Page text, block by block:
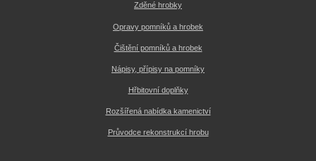
Zděné hrobky
Opravy pomníků a hrobek
Čištění pomníků a hrobek
Nápisy, přípisy na pomníky
Hřbitovní doplňky
Rozšířená nabídka kamenictví
Průvodce rekonstrukcí hrobu